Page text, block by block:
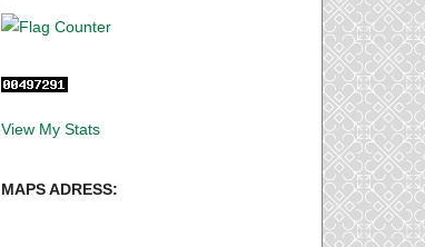
View My Stats
MAPS ADRESS: